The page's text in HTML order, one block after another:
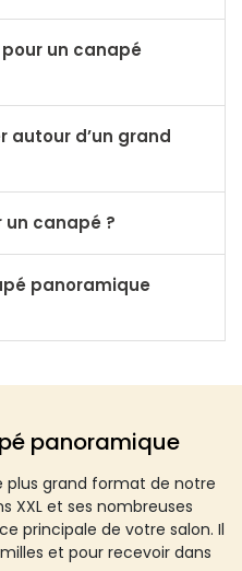
un canapé
autour d’un grand
canapé ?
panoramique
panoramique
plus grand format de notre
XXL et ses nombreuses
principale de votre salon. Il
et pour recevoir dans